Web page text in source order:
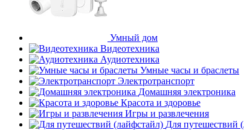
Умный дом
Видеотехника
Аудиотехника
Умные часы и браслеты
Электротранспорт
Домашняя электроника
Красота и здоровье
Игры и развлечения
Для путешествий